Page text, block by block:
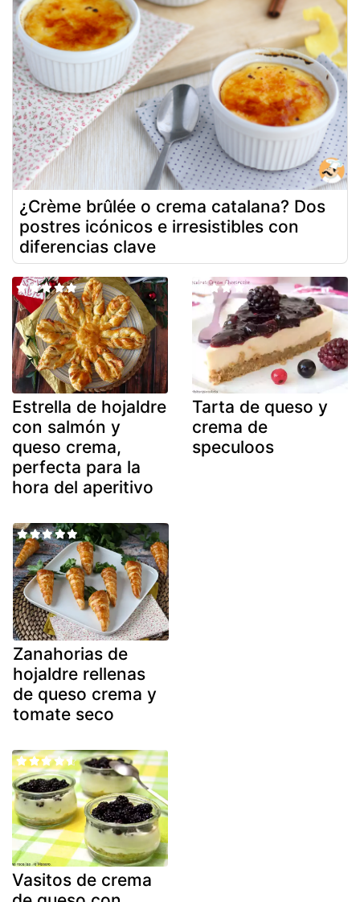
¿Crème brûlée o crema catalana? Dos
postres icónicos e irresistibles con
diferencias clave
Estrella de hojaldre
con salmón y
queso crema,
perfecta para la
hora del aperitivo
Tarta de queso y
crema de
speculoos
Zanahorias de
hojaldre rellenas
de queso crema y
tomate seco
Vasitos de crema